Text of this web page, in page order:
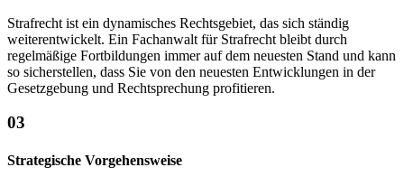
Strafrecht ist ein dynamisches Rechtsgebiet, das sich ständig
weiterentwickelt. Ein Fachanwalt für Strafrecht bleibt durch
regelmäßige Fortbildungen immer auf dem neuesten Stand und kann
so sicherstellen, dass Sie von den neuesten Entwicklungen in der
Gesetzgebung und Rechtsprechung profitieren.
03
Strategische Vorgehensweise